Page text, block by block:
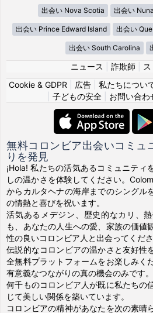
出会い Nova Scotia 出会い
出会い Prince Edward Island 出会い
出会い South Carolina
ニュース 詐欺師
Cookie & GDPR
広告 私たちについ
子どもの安全| お問い合わ
無料コロンビア出会いコミュ
りを発見
¡Hola! 私たちの活気あるコミュニティ
しの温かさを体験してください。
からカルタヘナの海岸までのシングル
の情熱と喜びを祝います。
活気あるメデジン、歴史的なカリ、
も、あなたの人生への愛、家族の価値
性の良いコロンビア人と出会ってくださ
伝説的なコロンビアの温かさと友好性
全無料プラットフォームをお楽しみく
有意義なつながりの真の機会のみです。
何千ものコロンビア人が既に私たちの
じて美しい関係を築いています。
コロンビアの精神があなたを次の素晴